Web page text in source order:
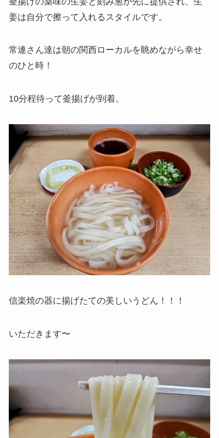
姜は自分で擦って入れるスタイルです。
常連さん達は朝の関西ローカルを眺めながら幸せ
のひと時！
10分程待って釜揚げが到着。
信楽焼の器に揚げたての美しいうどん！！！
いただきます〜